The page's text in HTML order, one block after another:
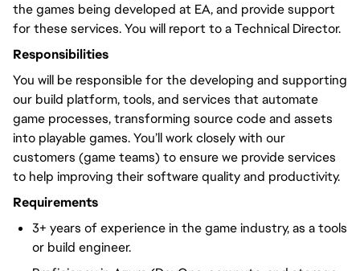
the games being developed at EA, and provide support
for these services. You will report to a Technical Director.
Responsibilities
You will be responsible for the developing and supporting
our build platform, tools, and services that automate
game processes, transforming source code and assets
into playable games. You’ll work closely with our
customers (game teams) to ensure we provide services
to help improving their software quality and productivity.
Requirements
3+ years of experience in the game industry, as a tools
or build engineer.